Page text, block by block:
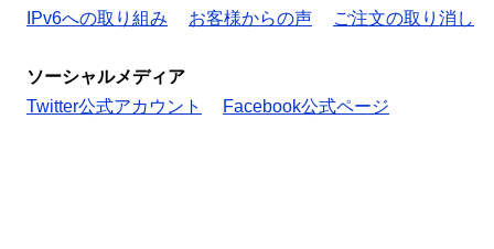
IPv6への取り組み
お客様からの声 ご注文の取り消し
ソーシャルメディア
Twitter公式アカウント
Facebook公式ページ